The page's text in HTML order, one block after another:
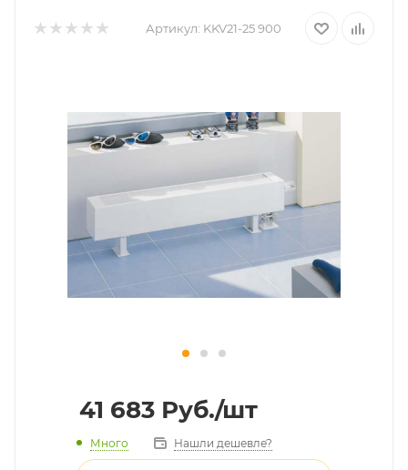
Артикул: KKV21-25 900
41 683 Руб./шт
Много Нашли дешевле?